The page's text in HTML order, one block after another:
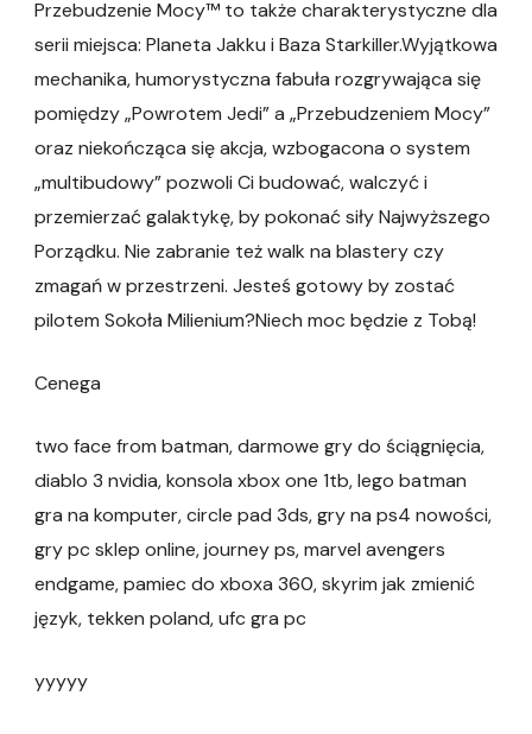
Przebudzenie Mocy™ to także charakterystyczne dla
serii miejsca: Planeta Jakku i Baza Starkiller.Wyjątkowa
mechanika, humorystyczna fabuła rozgrywająca się
pomiędzy „Powrotem Jedi” a „Przebudzeniem Mocy”
oraz niekończąca się akcja, wzbogacona o system
„multibudowy” pozwoli Ci budować, walczyć i
przemierzać galaktykę, by pokonać siły Najwyższego
Porządku. Nie zabranie też walk na blastery czy
zmagań w przestrzeni. Jesteś gotowy by zostać
pilotem Sokoła Milienium?Niech moc będzie z Tobą!
Cenega
two face from batman, darmowe gry do ściągnięcia,
diablo 3 nvidia, konsola xbox one 1tb, lego batman
gra na komputer, circle pad 3ds, gry na ps4 nowości,
gry pc sklep online, journey ps, marvel avengers
endgame, pamiec do xboxa 360, skyrim jak zmienić
język, tekken poland, ufc gra pc
yyyyy